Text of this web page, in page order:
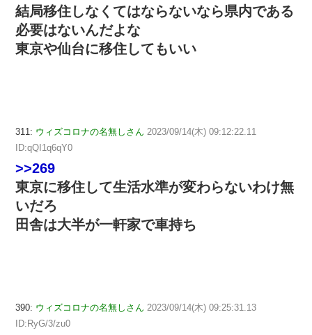
結局移住しなくてはならないなら県内である
必要はないんだよな
東京や仙台に移住してもいい
311: ウィズコロナの名無しさん 2023/09/14(木) 09:12:22.11
ID:qQI1q6qY0
>>269
東京に移住して生活水準が変わらないわけ無
いだろ
田舎は大半が一軒家で車持ち
390: ウィズコロナの名無しさん 2023/09/14(木) 09:25:31.13
ID:RyG/3/zu0